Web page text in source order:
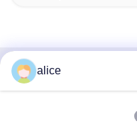
Γρήγορη επαφή
alice